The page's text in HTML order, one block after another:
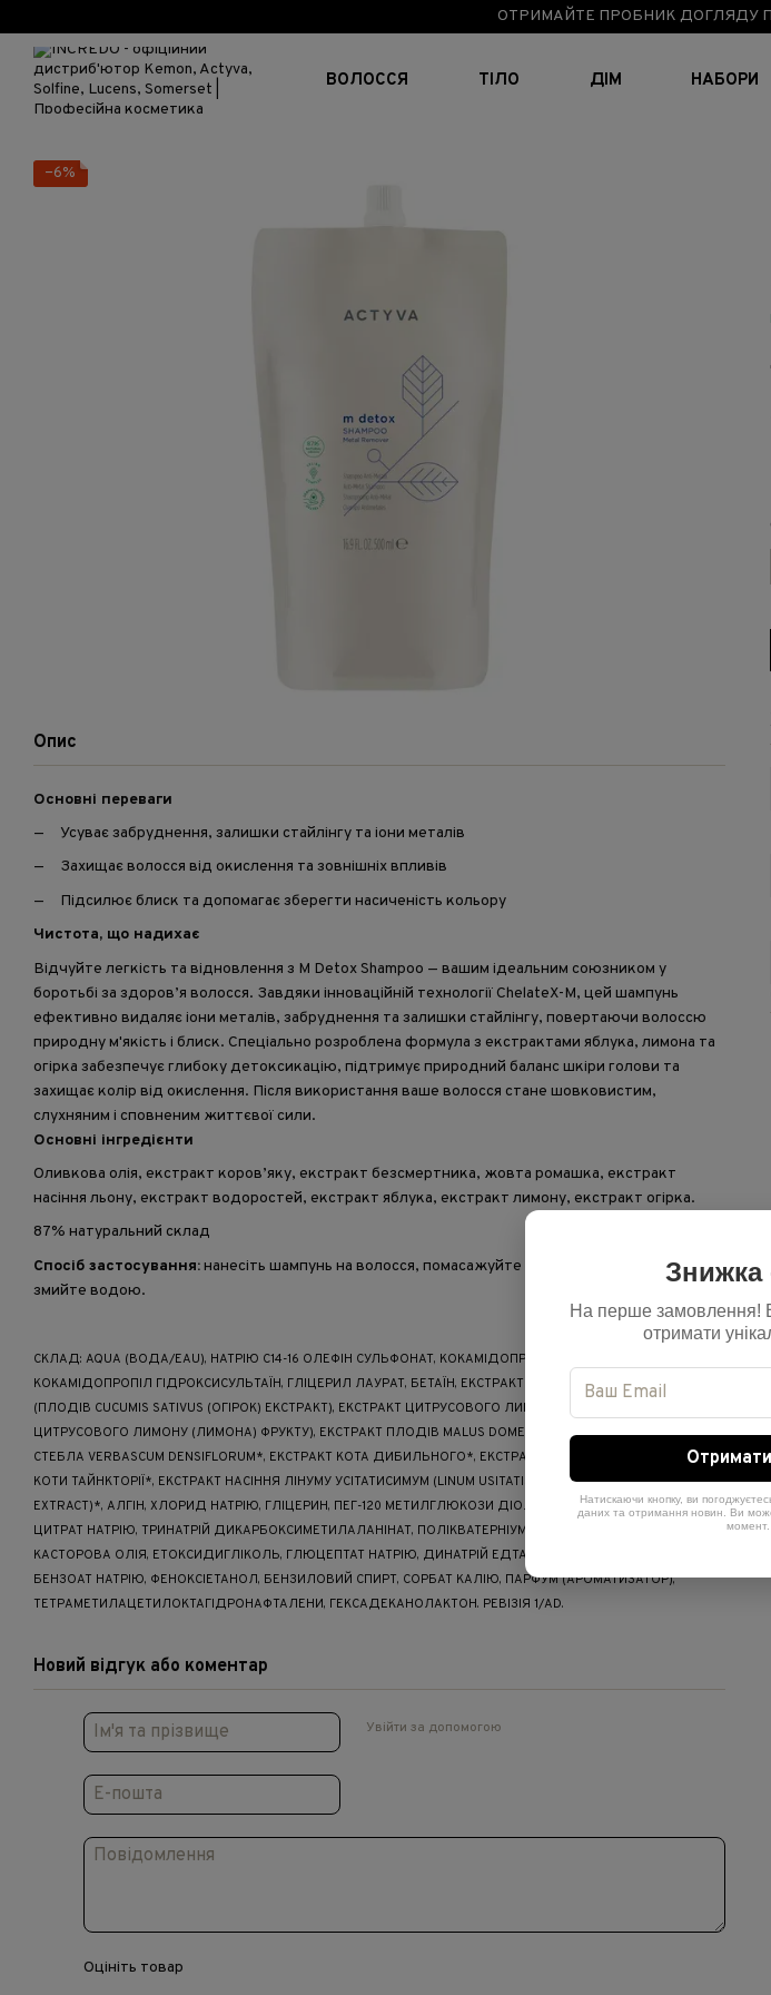
ОТРИМАЙТЕ ПРОБНИК ДОГЛЯДУ
ВОЛОССЯ ТІЛО ДІМ НАБОРИ
−6%
Опис
Основні переваги
Усуває забруднення, залишки стайлінгу та іони металів
Захищає волосся від окислення та зовнішніх впливів
Підсилює блиск та допомагає зберегти насиченість кольору
Чистота, що надихає
Відчуйте легкість та відновлення з M Detox Shampoo — вашим ідеальним союзником у
боротьбі за здоров’я волосся. Завдяки інноваційній технології ChelateX-M, цей шампунь
ефективно видаляє іони металів, забруднення та залишки стайлінгу, повертаючи волоссю
природну м'якість і блиск. Спеціально розроблена формула з екстрактами яблука, лимона та
огірка забезпечує глибоку детоксикацію, підтримує природний баланс шкіри голови та
захищає колір від окислення. Після використання ваше волосся стане шовковистим,
слухняним і сповненим життєвої сили.
Основні інгредієнти
Оливкова олія, екстракт коров’яку, екстракт безсмертника, жовта ромашка, екстракт
насіння льону, екстракт водоростей, екстракт яблука, екстракт лимону, екстракт огірка.
87% натуральний склад
Спосіб застосування:нанесіть шампунь на волосся, помасажуйте круговими рухами, а потім
змийте водою.
СКЛАД: AQUA (ВОДА/EAU), НАТРІЮ C14-16 ОЛЕФІН СУЛЬФОНАТ, КОКАМІДОПРОПІЛ БЕТАЇН,
КОКАМІДОПРОПІЛ ГІДРОКСИСУЛЬТАЇН, ГЛІЦЕРИЛ ЛАУРАТ, БЕТАЇН, ЕКСТРАКТ ПЛОДІВ CUCUMIS SATIVUS
(ПЛОДІВ CUCUMIS SATIVUS (ОГІРОК) ЕКСТРАКТ), ЕКСТРАКТ ЦИТРУСОВОГО ЛИМОНУ (ЕКСТРАКТ
ЦИТРУСОВОГО ЛИМОНУ (ЛИМОНА) ФРУКТУ), ЕКСТРАКТ ПЛОДІВ MALUS DOMESTICA, ЕКСТРАКТ КВІТОК/
СТЕБЛА VERBASCUM DENSIFLORUM*, ЕКСТРАКТ КОТА ДИБИЛЬНОГО*, ЕКСТРАКТ КВІТОК/ЛИСТЯ/СТЕБЛА
КОТИ ТАЙНКТОРІЇ*, ЕКСТРАКТ НАСІННЯ ЛІНУМУ УСІТАТИСИМУМ (LINUM USITATISSIMUM (LINSEED) SEED
EXTRACT)*, АЛГІН, ХЛОРИД НАТРІЮ, ГЛІЦЕРИН, ПЕГ-120 МЕТИЛГЛЮКОЗИ ДІОЛЕАТ, ЛИМОННА КИСЛОТА,
ЦИТРАТ НАТРІЮ, ТРИНАТРІЙ ДИКАРБОКСИМЕТИЛАЛАНІНАТ, ПОЛІКВАТЕРНІУМ-10, ПЕГ-40 ГІДРОГЕНІЗОВАНА
КАСТОРОВА ОЛІЯ, ЕТОКСИДИГЛІКОЛЬ, ГЛЮЦЕПТАТ НАТРІЮ, ДИНАТРІЙ ЕДТА, ЕТИЛГЕКСИЛГЛІЦЕРИН,
БЕНЗОАТ НАТРІЮ, ФЕНОКСІЕТАНОЛ, БЕНЗИЛОВИЙ СПИРТ, СОРБАТ КАЛІЮ, ПАРФУМ (АРОМАТИЗАТОР),
ТЕТРАМЕТИЛАЦЕТИЛОКТАГІДРОНАФТАЛЕНИ, ГЕКСАДЕКАНОЛАКТОН. РЕВІЗІЯ 1/AD.
Новий відгук або коментар
Увійти за допомогою
Оцініть товар
Знижка
На перше замовлення!
отримати
Натискаючи кнопку, ви
даних та отримання новин. Ви
момент.